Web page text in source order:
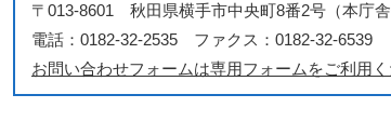
〒013-8601 秋田県横手市中央町8番2号（本庁舎
電話：0182-32-2535 ファクス：0182-32-6539
お問い合わせフォームは専用フォームをご利用く